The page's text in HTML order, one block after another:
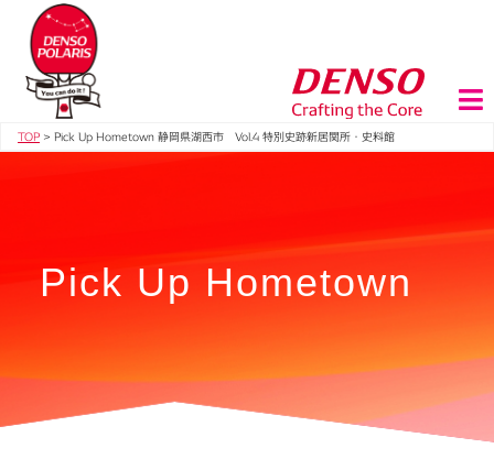
TOP > Pick Up Hometown 静岡県湖西市 Vol.4 特別史跡新居関所・史料館
Pick Up Hometown